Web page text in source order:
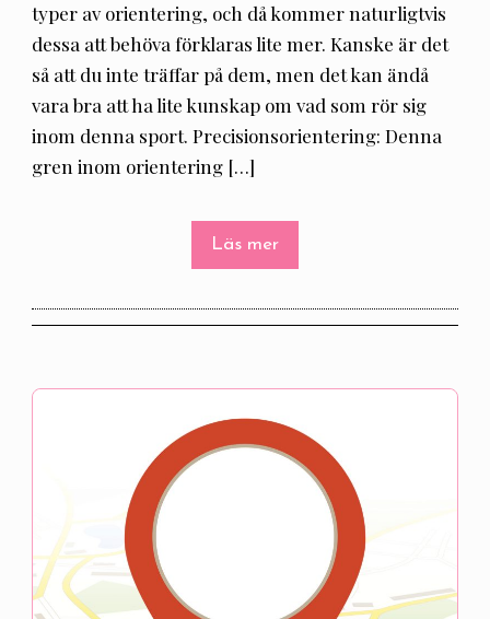
typer av orientering, och då kommer naturligtvis
dessa att behöva förklaras lite mer. Kanske är det
så att du inte träffar på dem, men det kan ändå
vara bra att ha lite kunskap om vad som rör sig
inom denna sport. Precisionsorientering: Denna
gren inom orientering […]
Läs mer